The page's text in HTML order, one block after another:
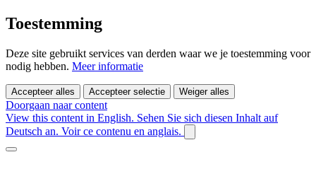
Toestemming
Deze site gebruikt services van derden waar we je toestemming voor
nodig hebben. Meer informatie
Accepteer alles Accepteer selectie Weiger alles
Doorgaan naar content
View this content in English. Sehen Sie sich diesen Inhalt auf
Deutsch an. Voir ce contenu en anglais.